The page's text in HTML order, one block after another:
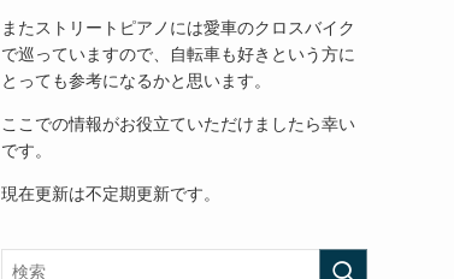
またストリートピアノには愛車のクロスバイク
で巡っていますので、自転車も好きという方に
とっても参考になるかと思います。
ここでの情報がお役立ていただけましたら幸い
です。
現在更新は不定期更新です。